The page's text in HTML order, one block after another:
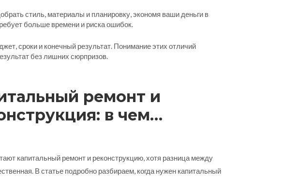
стиль, материалы и планировку, экономя ваши деньги в
больше времени и риска ошибок.
сроки и конечный результат. Понимание этих отличий
без лишних сюрпризов.
ремонт и
в чем
отличия
капитальный ремонт и реконструкцию, хотя разница между
В статье подробно разбираем, когда нужен капитальный